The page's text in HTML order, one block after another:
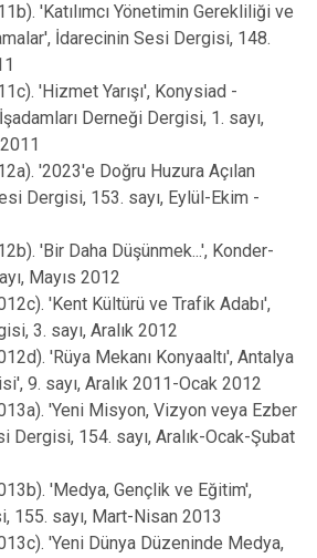
'Katılımcı Yönetimin Gerekliliği ve
İdarecinin Sesi Dergisi, 148.
'Hizmet Yarışı', Konysiad -
Derneği Dergisi, 1. sayı,
'2023'e Doğru Huzura Açılan
Dergisi, 153. sayı, Eylül-Ekim -
'Bir Daha Düşünmek...', Konder-
Mayıs 2012
'Kent Kültürü ve Trafik Adabı',
3. sayı, Aralık 2012
'Rüya Mekanı Konyaaltı', Antalya
9. sayı, Aralık 2011-Ocak 2012
'Yeni Misyon, Vizyon veya Ezber
Dergisi, 154. sayı, Aralık-Ocak-Şubat
'Medya, Gençlik ve Eğitim',
155. sayı, Mart-Nisan 2013
'Yeni Dünya Düzeninde Medya,